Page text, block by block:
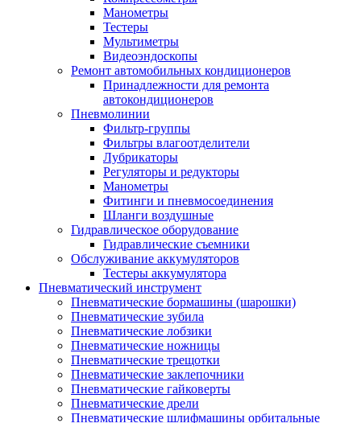
Манометры
Тестеры
Мультиметры
Видеоэндоскопы
Ремонт автомобильных кондиционеров
Принадлежности для ремонта
автокондиционеров
Пневмолинии
Фильтр-группы
Фильтры влагоотделители
Лубрикаторы
Регуляторы и редукторы
Манометры
Фитинги и пневмосоединения
Шланги воздушные
Гидравлическое оборудование
Гидравлические съемники
Обслуживание аккумуляторов
Тестеры аккумулятора
Пневматический инструмент
Пневматические бормашины (шарошки)
Пневматические зубила
Пневматические лобзики
Пневматические ножницы
Пневматические трещотки
Пневматические заклепочники
Пневматические гайковерты
Пневматические дрели
Пневматические шлифмашины орбитальные